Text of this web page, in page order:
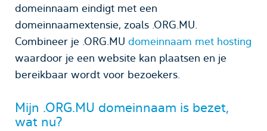
domeinnaam eindigt met een
domeinnaamextensie, zoals .ORG.MU.
Combineer je .ORG.MU domeinnaam met hosting
waardoor je een website kan plaatsen en je
bereikbaar wordt voor bezoekers.
Mijn .ORG.MU domeinnaam is bezet,
wat nu?